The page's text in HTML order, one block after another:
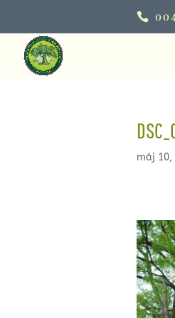
máj 10,